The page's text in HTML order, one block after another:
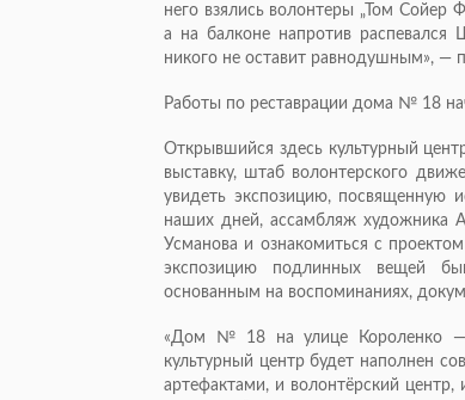
него взялись волонтеры „Том Сойер
а на балконе напротив распевался
никого не оставит равнодушным», —
Работы по реставрации дома № 18
Открывшийся здесь культурный
выставку, штаб волонтерского
увидеть экспозицию, посвященную
наших дней, ассамбляж художника
Усманова и ознакомиться с
экспозицию подлинных вещей
основанным на воспоминаниях,
«Дом № 18 на улице Короленко —
культурный центр будет наполнен
артефактами, и волонтёрский